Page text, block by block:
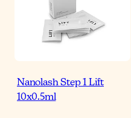
Nanolash Step 1 Lift
10x0.5ml